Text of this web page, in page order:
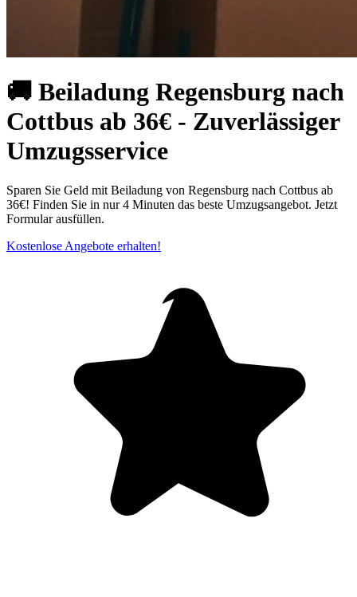
🚚 Beiladung Regensburg nach
Cottbus ab 36€ - Zuverlässiger
Umzugsservice
Sparen Sie Geld mit Beiladung von Regensburg nach Cottbus ab
36€! Finden Sie in nur 4 Minuten das beste Umzugsangebot. Jetzt
Formular ausfüllen.
Kostenlose Angebote erhalten!